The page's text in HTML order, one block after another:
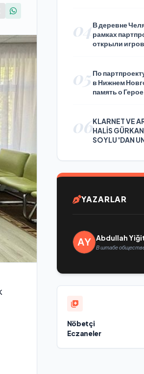
04В деревне
рамках
открыли
05 По
в Нижнем
память о
06KLARNET VE
HALİS
SOYLU 'DAN
YAZARLAR
Abdullah
В штабе
Nöbetçi
Eczaneler